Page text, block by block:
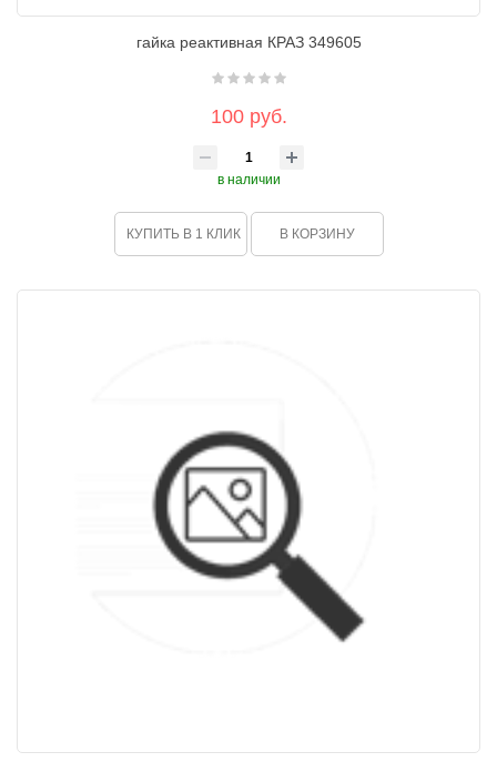
гайка реактивная КРАЗ 349605
100 руб.
в наличии
КУПИТЬ В 1 КЛИК В КОРЗИНУ